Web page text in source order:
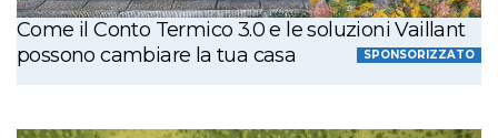
Come il Conto Termico 3.0 e le soluzioni Vaillant
possono cambiare la tua casa
SPONSORIZZATO